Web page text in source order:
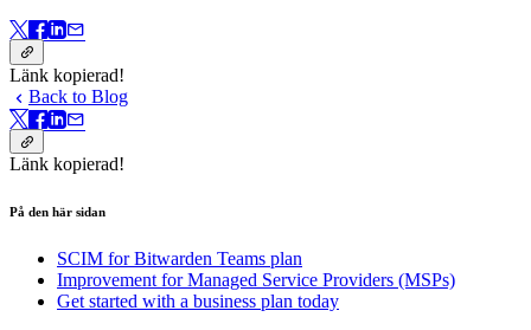
Länk kopierad!
Back to Blog
Länk kopierad!
På den här sidan
SCIM for Bitwarden Teams plan
Improvement for Managed Service Providers (MSPs)
Get started with a business plan today